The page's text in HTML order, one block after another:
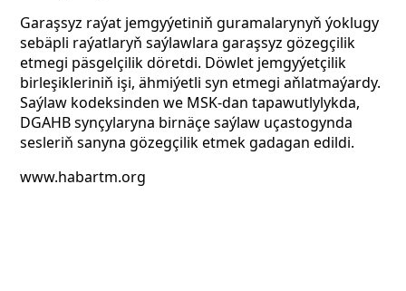
Garaşsyz raýat jemgyýetiniň guramalarynyň ýoklugy
sebäpli raýatlaryň saýlawlara garaşsyz gözegçilik
etmegi päsgelçilik döretdi. Döwlet jemgyýetçilik
birleşikleriniň işi, ähmiýetli syn etmegi aňlatmaýardy.
Saýlaw kodeksinden we MSK-dan tapawutlylykda,
DGAHB synçylaryna birnäçe saýlaw uçastogynda
sesleriň sanyna gözegçilik etmek gadagan edildi.
www.habartm.org